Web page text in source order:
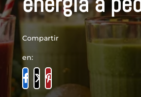
Compartir
en: